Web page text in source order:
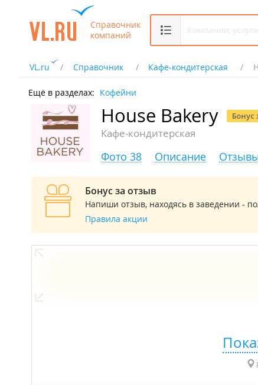
Справочник
компаний
VL.ru Справочник Кафе-кондитерская
Ещё в разделах: Кофейни
House Bakery
Кафе-кондитерская
Фото 38 Описание
Бонус за отзыв
Напиши отзыв, находясь в заведении -
Правила акции